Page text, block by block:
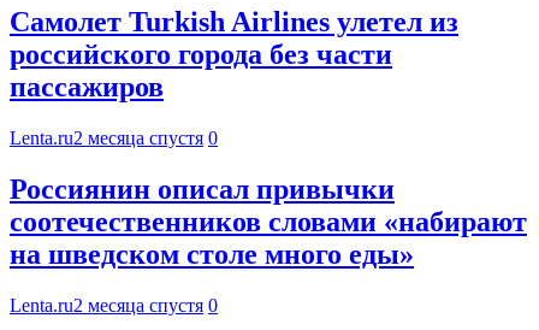
Самолет Turkish Airlines улетел из
российского города без части
пассажиров
Lenta.ru2 месяца спустя 0
Россиянин описал привычки
соотечественников словами «набирают
на шведском столе много еды»
Lenta.ru2 месяца спустя 0